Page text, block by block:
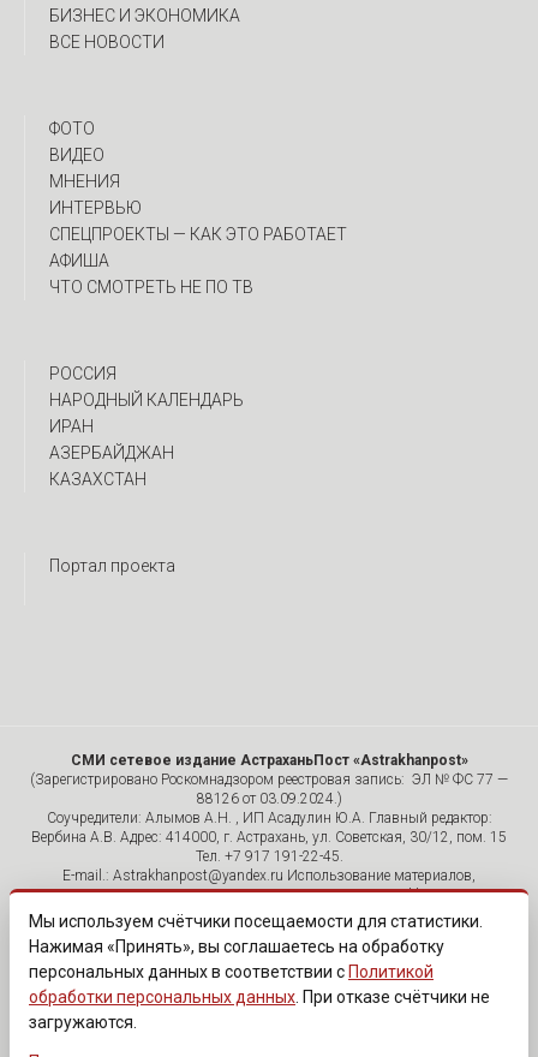
БИЗНЕС И ЭКОНОМИКА
ВСЕ НОВОСТИ
ФОТО
ВИДЕО
МНЕНИЯ
ИНТЕРВЬЮ
CПЕЦПРОЕКТЫ — КАК ЭТО РАБОТАЕТ
АФИША
ЧТО СМОТРЕТЬ НЕ ПО ТВ
РОССИЯ
НАРОДНЫЙ КАЛЕНДАРЬ
ИРАН
АЗЕРБАЙДЖАН
КАЗАХСТАН
Портал проекта
СМИ сетевое издание АстраханьПост «Astrakhanpost»
(Зарегистрировано Роскомнадзором реестровая запись: ЭЛ № ФС 77 —
88126 от 03.09.2024.)
Соучредители: Алымов А.Н. , ИП Асадулин Ю.А. Главный редактор:
Вербина А.В. Адрес: 414000, г. Астрахань, ул. Советская, 30/12, пом. 15
Тел. +7 917 191-22-45.
E-mail.: Astrakhanpost@yandex.ru Использование материалов,
размещенных на страницах сетевого издания «Astrakhanpost»,
допускается исключительно с указанием источника и публикацией
активной гиперссылки на портал Astrakhanpost.ru. Комментарии
читателей сайта размещаются без предварительного редактирования.
Редакция оставляет за собой право удалить их с сайта или
отредактировать, если указанные сообщения нарушают законы РФ.
«САЙТ ПРЕДНАЗНАЧЕН ДЛЯ АУДИТОРИИ 18+»
Мы используем счётчики посещаемости для статистики.
Нажимая «Принять», вы соглашаетесь на обработку
персональных данных в соответствии с Политикой
обработки персональных данных . При отказе счётчики не
загружаются.